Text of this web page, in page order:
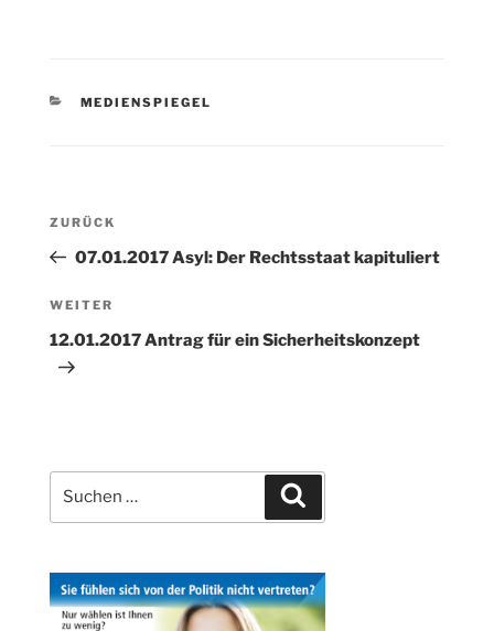
KATEGORIEN
MEDIENSPIEGEL
Beitragsnavigation
Vorheriger
Beitrag
ZURÜCK
07.01.2017 Asyl: Der Rechtsstaat kapituliert
Nächster
Beitrag
WEITER
12.01.2017 Antrag für ein Sicherheitskonzept
nach: